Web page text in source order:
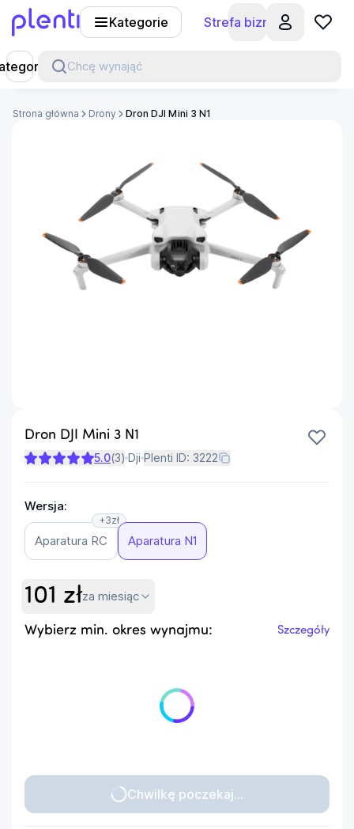
Kategorie Strefa biznesu
Chcę wynająć
Strona główna Drony Dron DJI Mini 3 N1
Dron DJI Mini 3 N1
5.0(3) Dji Plenti ID: 3222
Wersja:
+3zł
Aparatura RC Aparatura N1
101 złza miesiąc
Wybierz min. okres wynajmu: Szczegóły
Chwilkę poczekaj...